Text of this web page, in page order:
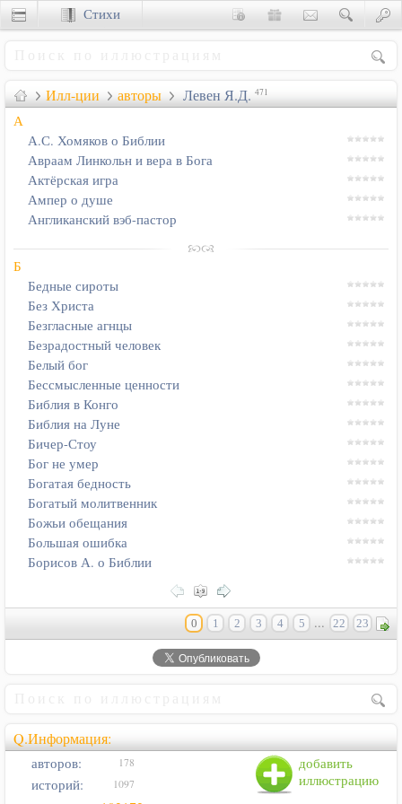
Илл-ции авторы Левен Я.Д. 471
А
А.С. Хомяков о Библии
Авраам Линкольн и вера в Бога
Актёрская игра
Ампер о душе
Англиканский вэб-пастор
Б
Бедные сироты
Без Христа
Безгласные агнцы
Безрадостный человек
Белый бог
Бессмысленные ценности
Библия в Конго
Библия на Луне
Бичер-Стоу
Бог не умер
Богатая бедность
Богатый молитвенник
Божьи обещания
Большая ошибка
Борисов А. о Библии
0 1 2 3 4 5 ... 22 23
Q.Информация:
добавить
иллюстрацию
авторов: 178
историй: 1097
Стихи